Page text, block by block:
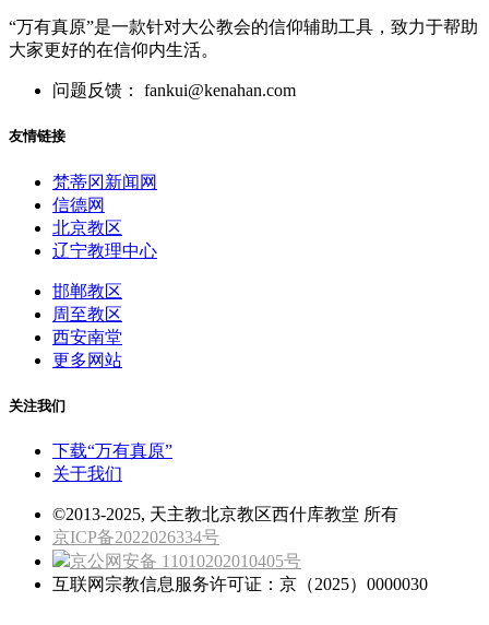
“万有真原”是一款针对大公教会的信仰辅助工具，致力于帮助
大家更好的在信仰内生活。
问题反馈： fankui@kenahan.com
友情链接
梵蒂冈新闻网
信德网
北京教区
辽宁教理中心
邯郸教区
周至教区
西安南堂
更多网站
关注我们
下载“万有真原”
关于我们
©2013-2025, 天主教北京教区西什库教堂 所有
京ICP备2022026334号
京公网安备 11010202010405号
互联网宗教信息服务许可证：京（2025）0000030